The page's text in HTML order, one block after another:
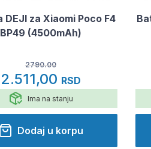
DEJI za Xiaomi Poco F4
BP49 (4500mAh)
2790.00
2.511,00 RSD
Ima na stanju
Dodaj u korpu